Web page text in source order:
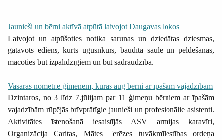
Jaunieši un bērni aktīvā atpūtā laivojot Daugavas lokos
Laivojot un atpūšoties notika sarunas un dziedātas dziesmas,
gatavots ēdiens, kurts ugusnkurs, baudīta saule un peldēšanās,
mācoties būt izpalīdzīgiem un būt sadraudzībā.
Vasaras nometne ģimenēm, kurās aug bērni ar īpašām vajadzībām
Dzintaros, no 3 līdz 7.jūlijam par 11 ģimeņu bērniem ar īpašām
vajadzībām rūpējās brīvprātīgie jaunieši un profesionālie asistenti.
Aktivitātes īstenošanā iesaistījās ASV armijas karavīri,
Organizācija Caritas, Mātes Terēzes tuvākmīlestības ordeņa